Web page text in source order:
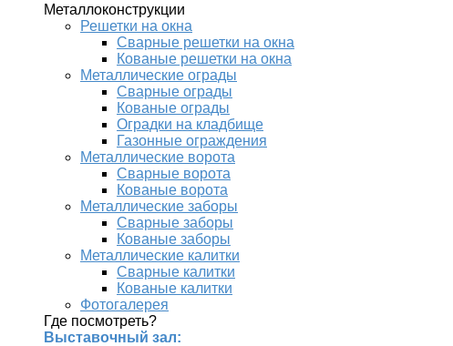
Металлоконструкции
Решетки на окна
Сварные решетки на окна
Кованые решетки на окна
Металлические ограды
Сварные ограды
Кованые ограды
Оградки на кладбище
Газонные ограждения
Металлические ворота
Сварные ворота
Кованые ворота
Металлические заборы
Сварные заборы
Кованые заборы
Металлические калитки
Сварные калитки
Кованые калитки
Фотогалерея
Где посмотреть?
Выставочный зал: